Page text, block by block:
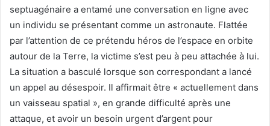
septuagénaire a entamé une conversation en ligne avec
un individu se présentant comme un astronaute. Flattée
par l’attention de ce prétendu héros de l’espace en orbite
autour de la Terre, la victime s’est peu à peu attachée à lui.
La situation a basculé lorsque son correspondant a lancé
un appel au désespoir. Il affirmait être « actuellement dans
un vaisseau spatial », en grande difficulté après une
attaque, et avoir un besoin urgent d’argent pour